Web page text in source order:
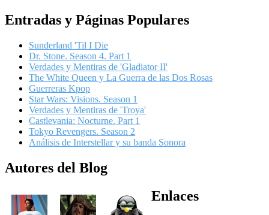
Entradas y Páginas Populares
Sunderland 'Til I Die
Dr. Stone. Season 4. Part 1
Verdades y Mentiras de 'Gladiator II'
The White Queen y La Guerra de las Dos Rosas
Guerreras Kpop
Star Wars: Visions. Season 1
Verdades y Mentiras de 'Troya'
Castlevania: Nocturne. Part 1
Tokyo Revengers. Season 2
Análisis de Interstellar y su banda Sonora
Autores del Blog
Enlaces